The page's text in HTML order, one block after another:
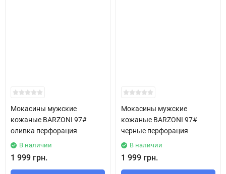
Мокасины мужские
кожаные BARZONI 97#
оливка перфорация
В наличии
1 999 грн.
Мокасины мужские
кожаные BARZONI 97#
черные перфорация
В наличии
1 999 грн.